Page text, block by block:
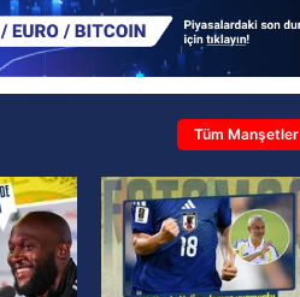
Tüm Manşetler